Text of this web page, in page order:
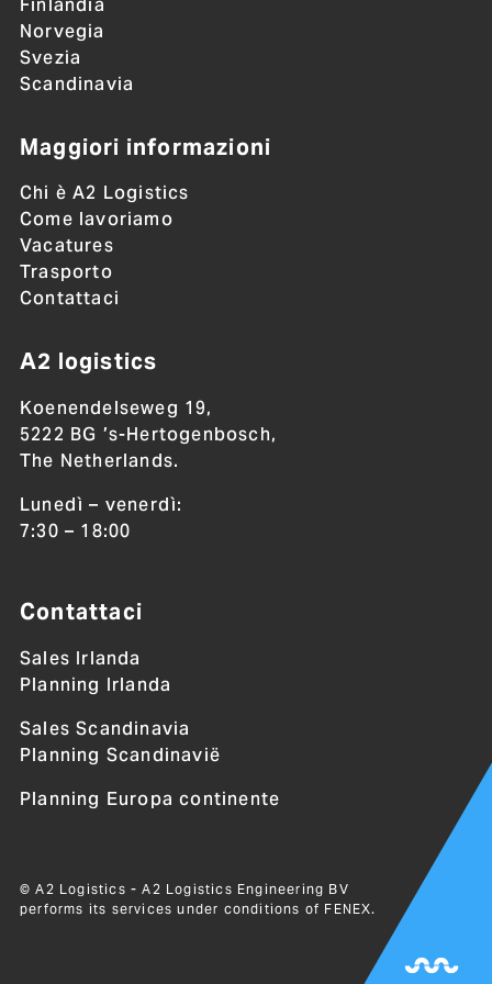
Finlandia
Norvegia
Svezia
Scandinavia
Maggiori informazioni
Chi è A2 Logistics
Come lavoriamo
Vacatures
Trasporto
Contattaci
A2 logistics
Koenendelseweg 19,
5222 BG ’s-Hertogenbosch,
The Netherlands.
Lunedì – venerdì:
7:30 – 18:00
Contattaci
Sales Irlanda
Planning Irlanda
Sales Scandinavia
Planning Scandinavië
Planning Europa continente
© A2 Logistics - A2 Logistics Engineering BV
performs its services under conditions of FENEX.